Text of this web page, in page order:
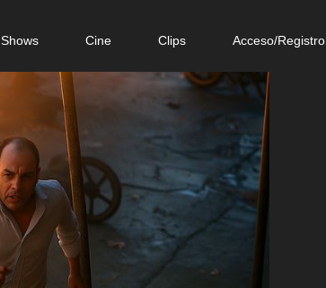
Shows Cine Clips Acceso/Registro